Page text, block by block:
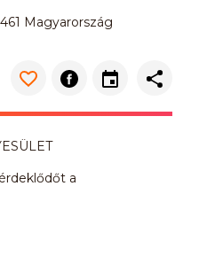
Magyarország
a